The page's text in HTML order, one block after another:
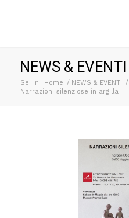
NEWS & EVENTI
Sei in: Home / NEWS & EVENTI /
Narrazioni silenziose in argilla